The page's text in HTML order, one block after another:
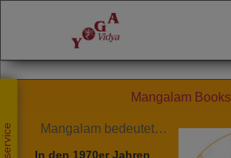
Mangalam Books
Mangalam bedeutet Fülle, Glück und Wohlergehen
In den 1970er Jahren